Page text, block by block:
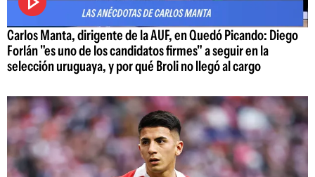
Carlos Manta, dirigente de la AUF, en Quedó Picando: Diego
Forlán "es uno de los candidatos firmes" a seguir en la
selección uruguaya, y por qué Broli no llegó al cargo